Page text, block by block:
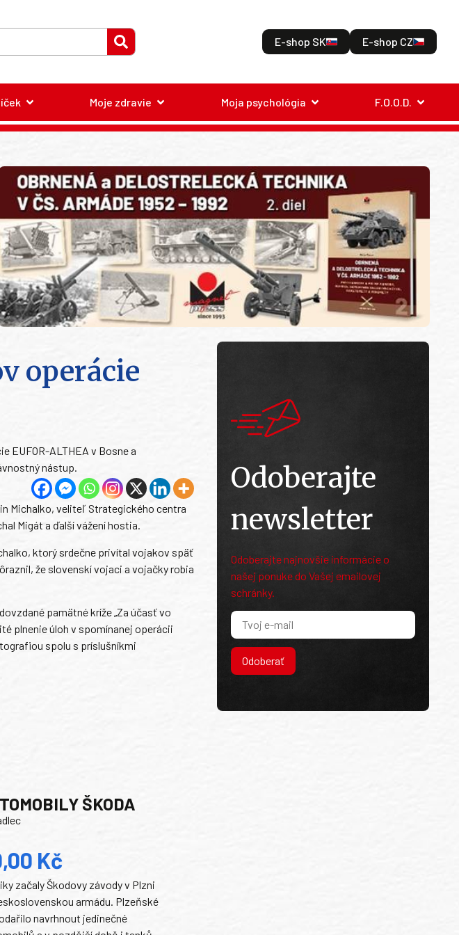
E-shop SK E-shop CZ
Moje zdravie Moja psychológia F.O.O.D.
operácie
EUFOR-ALTHEA v Bosne a
nástup.
Michalko, veliteľ Strategického centra
Migát a ďalší vážení hostia.
ktorý srdečne privítal vojakov späť
že slovenskí vojaci a vojačky robia
pamätné kríže „Za účasť vo
plnenie úloh v spomínanej operácii
spolu s príslušníkmi
ŠKODA
Kč
začaly Škodovy závody v Plzni
armádu. Plzeňské
navrhnout jedinečné
Odoberajte
newsletter
Odoberajte najnovšie informácie o
našej ponuke do Vašej emailovej
schránky.
Odoberať